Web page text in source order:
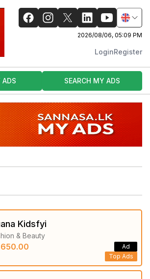
2026/08/06, 05:09 PM
LoginRegister
ADS SEARCH MY ADS
Kidsfyi
& Beauty
650.00
Top Ads
Ad